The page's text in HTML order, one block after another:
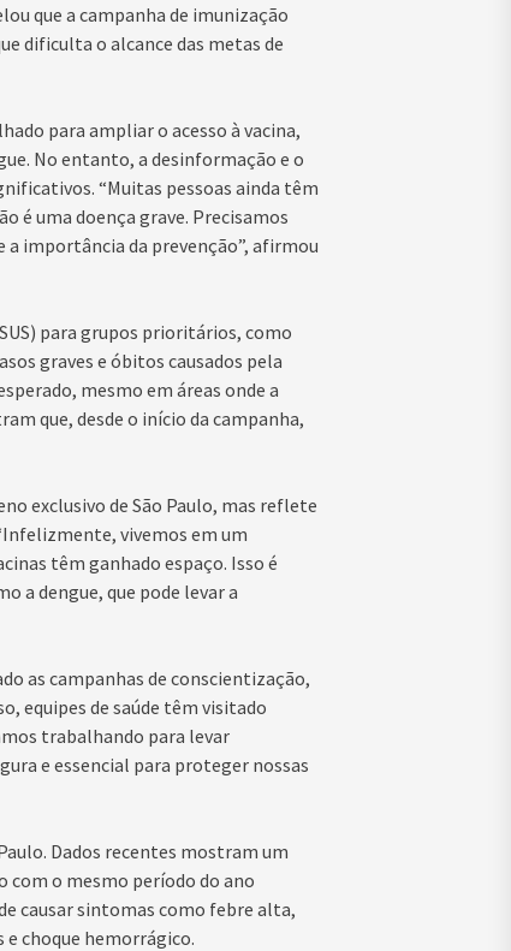
que a campanha de imunização
dificulta o alcance das metas de
para ampliar o acesso à vacina,
No entanto, a desinformação e o
“Muitas pessoas ainda têm
é uma doença grave. Precisamos
importância da prevenção”, afirmou
para grupos prioritários, como
graves e óbitos causados pela
mesmo em áreas onde a
que, desde o início da campanha,
exclusivo de São Paulo, mas reflete
vivemos em um
têm ganhado espaço. Isso é
a dengue, que pode levar a
as campanhas de conscientização,
equipes de saúde têm visitado
trabalhando para levar
e essencial para proteger nossas
Dados recentes mostram um
com o mesmo período do ano
causar sintomas como febre alta,
e choque hemorrágico.